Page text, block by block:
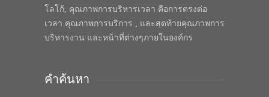
โลโก้, คุณภาพการบริหารเวลา คือการตรงต่อ
เวลา คุณภาพการบริการ , และสุดท้ายคุณภาพการ
บริหารงาน และหน้าที่ต่างๆภายในองค์กร
คำค้นหา